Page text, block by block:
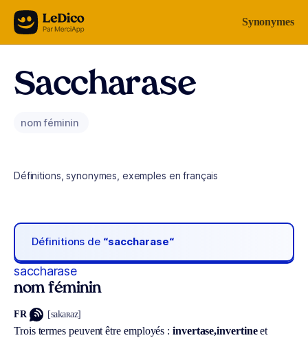
Aller au contenu Synonymes
Saccharase
nom féminin
Définitions, synonymes, exemples en français
Définitions de “saccharase“
saccharase
nom féminin
FR [sakaʀaz]
Trois termes peuvent être employés :invertase,invertineet